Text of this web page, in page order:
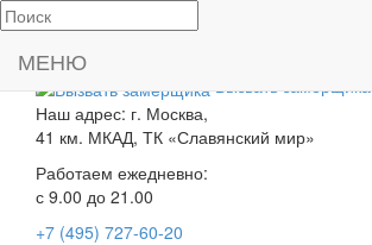
Производство и
установка ворот
Вызвать замерщика
Наш адрес: г. Москва,
41 км. МКАД, ТК «Славянский мир»
Работаем ежедневно:
с 9.00 до 21.00
+7 (495) 727-60-20
МЕНЮ